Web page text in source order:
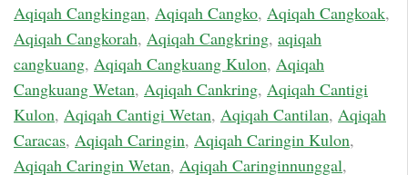
Aqiqah Cangkingan, Aqiqah Cangko, Aqiqah Cangkoak,
Aqiqah Cangkorah, Aqiqah Cangkring, aqiqah
cangkuang, Aqiqah Cangkuang Kulon, Aqiqah
Cangkuang Wetan, Aqiqah Cankring, Aqiqah Cantigi
Kulon, Aqiqah Cantigi Wetan, Aqiqah Cantilan, Aqiqah
Caracas, Aqiqah Caringin, Aqiqah Caringin Kulon,
Aqiqah Caringin Wetan, Aqiqah Caringinnunggal,